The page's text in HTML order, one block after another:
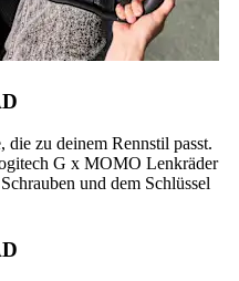
zu deinem Rennstil passt.
G x MOMO Lenkräder
und dem Schlüssel